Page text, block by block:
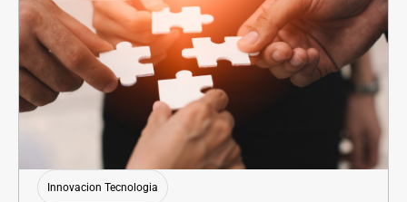
Innovacion Tecnologia